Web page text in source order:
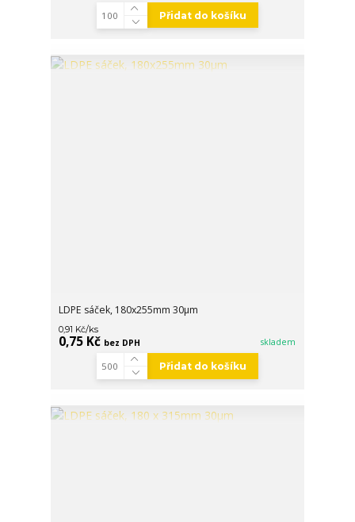
Přidat do košíku
LDPE sáček, 180x255mm 30µm
0,91 Kč/ks
0,75 Kč bez DPH skladem
Přidat do košíku